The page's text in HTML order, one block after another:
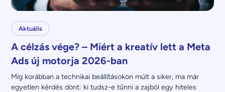
Aktuális
A célzás vége? – Miért a kreatív lett a Meta
Ads új motorja 2026-ban
Míg korábban a technikai beállításokon múlt a siker, ma már
egyetlen kérdés dönt: ki tudsz-e tűnni a zajból egy hiteles